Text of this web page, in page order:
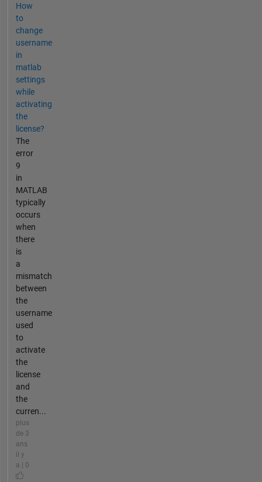
How
to
change
username
in
matlab
settings
while
activating
the
license?
The
error
9
in
MATLAB
typically
occurs
when
there
is
a
mismatch
between
the
username
used
to
activate
the
license
and
the
curren...
plus
de 3
ans
il y
a | 0